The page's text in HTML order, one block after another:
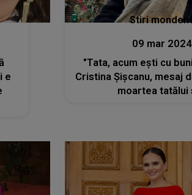
e
Stiri
09 mar 2024
"Tata, acum ești cu
Cristina Șișcanu, mesaj
moartea tatălui